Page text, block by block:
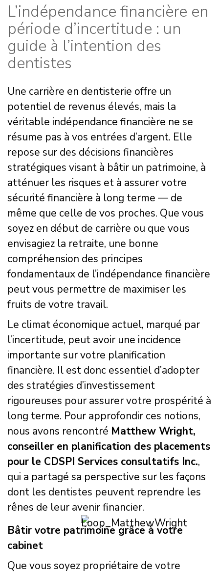
L’indépendance financière en
période d’incertitude : un
guide à l’intention des
dentistes
Une carrière en dentisterie offre un
potentiel de revenus élevés, mais la
véritable indépendance financière ne se
résume pas à vos entrées d’argent. Elle
repose sur des décisions financières
stratégiques visant à bâtir un patrimoine, à
atténuer les risques et à assurer votre
sécurité financière à long terme — de
même que celle de vos proches. Que vous
soyez en début de carrière ou que vous
envisagiez la retraite, une bonne
compréhension des principes
fondamentaux de l’indépendance financière
peut vous permettre de maximiser les
fruits de votre travail.
Le climat économique actuel, marqué par
l’incertitude, peut avoir une incidence
importante sur votre planification
financière. Il est donc essentiel d’adopter
des stratégies d’investissement
rigoureuses pour assurer votre prospérité à
long terme. Pour approfondir ces notions,
nous avons rencontré Matthew Wright,
conseiller en planification des placements
pour le CDSPI Services consultatifs Inc.,
qui a partagé sa perspective sur les façons
dont les dentistes peuvent reprendre les
rênes de leur avenir financier.
Bâtir votre patrimoine grâce à votre
cabinet
Que vous soyez propriétaire de votre